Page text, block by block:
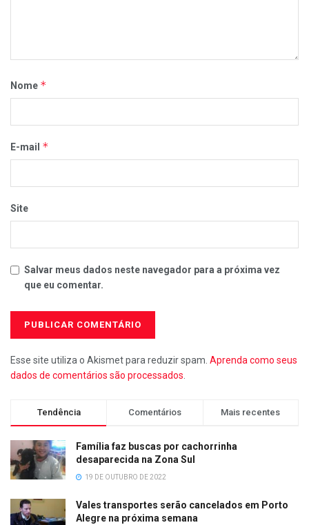
Nome *
E-mail *
Site
Salvar meus dados neste navegador para a próxima vez
que eu comentar.
Esse site utiliza o Akismet para reduzir spam. Aprenda como seus
dados de comentários são processados
Tendência Comentários Mais recentes
Família faz buscas por cachorrinha
desaparecida na Zona Sul
19 DE OUTUBRO DE 2022
Vales transportes serão cancelados em Porto
Alegre na próxima semana